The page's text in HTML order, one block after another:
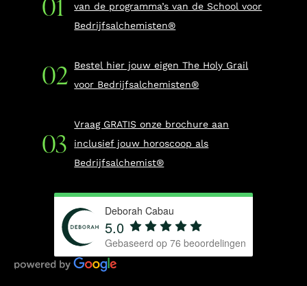
van de programma’s van de School voor
Bedrijfsalchemisten®
Bestel hier jouw eigen The Holy Grail
voor Bedrijfsalchemisten®
Vraag GRATIS onze brochure aan
inclusief jouw horoscoop als
Bedrijfsalchemist®
Deborah Cabau
5.0
Gebaseerd op 76 beoordelingen